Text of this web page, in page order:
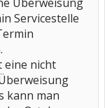
Servicestelle
eine nicht
kann man